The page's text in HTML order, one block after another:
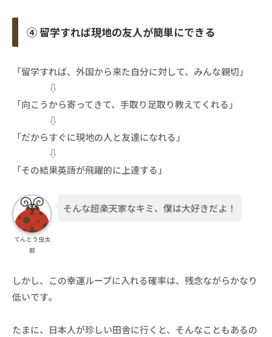
④ 留学すれば現地の友人が簡単にできる
「留学すれば、外国から来た自分に対して、みんな親切」
⇩
「向こうから寄ってきて、手取り足取り教えてくれる」
⇩
「だからすぐに現地の人と友達になれる」
⇩
「その結果英語が飛躍的に上達する」
てんとう虫太
郎
そんな超楽天家なキミ、僕は大好きだよ！
しかし、この幸運ループに入れる確率は、残念ながらかなり
低いです。
たまに、日本人が珍しい田舎に行くと、そんなこともあるの